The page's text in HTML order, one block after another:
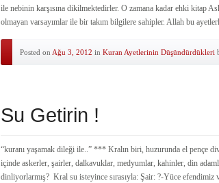
ile nebinin karşısına dikilmektedirler. O zamana kadar ehki kitap
olmayan varsayımlar ile bir takım bilgilere sahipler. Allah bu
Posted on Ağu 3, 2012 in Kuran Ayetlerinin Düşündürdükleri
Su Getirin !
“kuranı yaşamak dileği ile..” *** Kralın biri, huzurunda el pençe
içinde askerler, şairler, dalkavuklar, medyumlar, kahinler, din
dinliyorlarmış? Kral su isteyince sırasıyla: Şair: ?-Yüce efendimiz